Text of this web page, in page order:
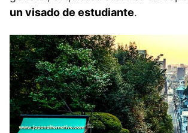
un visado de estudiante.